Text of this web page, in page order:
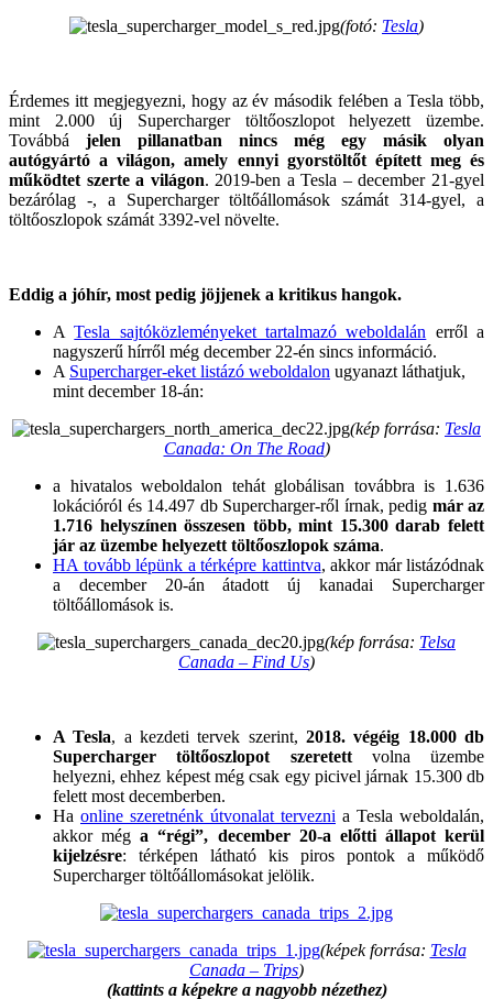
(fotó: Tesla)
Érdemes itt megjegyezni, hogy az év második felében a Tesla több,
mint 2.000 új Supercharger töltőoszlopot helyezett üzembe.
Továbbá jelen pillanatban nincs még egy másik olyan
autógyártó a világon, amely ennyi gyorstöltőt épített meg és
működtet szerte a világon. 2019-ben a Tesla – december 21-gyel
bezárólag -, a Supercharger töltőállomások számát 314-gyel, a
töltőoszlopok számát 3392-vel növelte.
Eddig a jóhír, most pedig jöjjenek a kritikus hangok.
ATesla sajtóközleményeket tartalmazó weboldalán erről a
nagyszerű hírről még december 22-én sincs információ.
A Supercharger-eket listázó weboldalon ugyanazt láthatjuk,
mint december 18-án:
(kép forrása: Tesla
Canada: On The Road)
a hivatalos weboldalon tehát globálisan továbbra is 1.636
lokációról és 14.497 db Supercharger-ről írnak, pedig már az
1.716 helyszínen összesen több, mint 15.300 darab felett
jár az üzembe helyezett töltőoszlopok száma.
HA tovább lépünk a térképre kattintva, akkor már listázódnak
a december 20-án átadott új kanadai Supercharger
töltőállomások is.
(kép forrása: Telsa
Canada – Find Us)
A Tesla, a kezdeti tervek szerint,2018. végéig 18.000 db
Supercharger töltőoszlopot szeretettvolna üzembe
helyezni, ehhez képest még csak egy picivel járnak 15.300 db
felett most decemberben.
Ha online szeretnénk útvonalat tervezni a Tesla weboldalán,
akkor méga “régi”, december 20-a előtti állapot kerül
kijelzésre: térképen látható kis piros pontok a működő
Supercharger töltőállomásokat jelölik.
(képek forrása: Tesla
Canada – Trips)
(kattints a képekre a nagyobb nézethez)